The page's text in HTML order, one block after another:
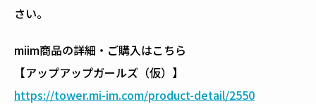
さい。
miim商品の詳細・ご購入はこちら
【アップアップガールズ（仮）】
https://tower.mi-im.com/product-detail/2550